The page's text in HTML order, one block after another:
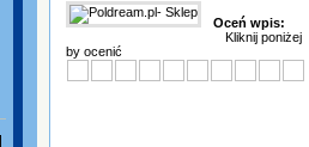
Oceń wpis:
Kliknij poniżej
by ocenić